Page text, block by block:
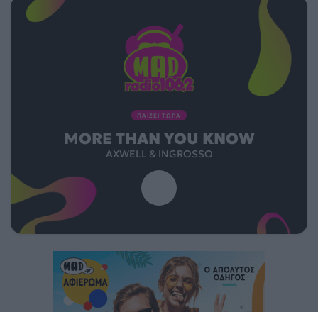
ΠΑΙΖΕΙ ΤΩΡΑ
MORE THAN YOU KNOW
AXWELL & INGROSSO